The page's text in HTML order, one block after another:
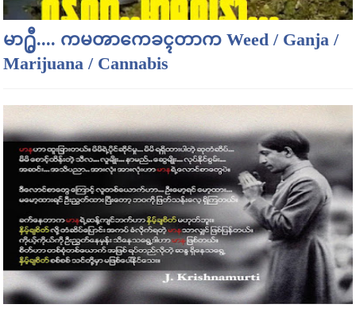
မာ႐ွီ.... ကမၻာကေခၚတာက Weed / Ganja /
Marijuana / Cannabis